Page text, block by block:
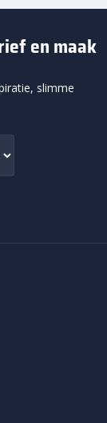
en maak
slimme